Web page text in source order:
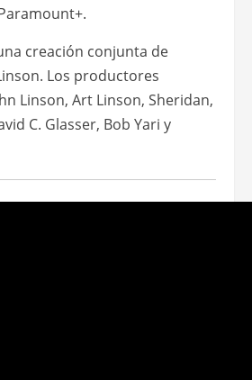
creación conjunta de
Los productores
Linson, Art Linson, Sheridan,
C. Glasser, Bob Yari y